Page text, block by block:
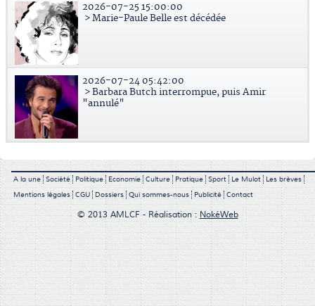
2026-07-25 15:00:00
> Marie-Paule Belle est décédée
2026-07-24 05:42:00
> Barbara Butch interrompue, puis Amir
"annulé"
A la une Société Politique Economie Culture Pratique Sport Le Mulot
Les brèves
Mentions légales CGU Dossiers Qui sommes-nous Publicité Contact
© 2013 AMLCF - Réalisation : NokéWeb